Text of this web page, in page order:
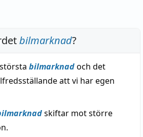
bilmarknad?
bilmarknadoch det
att vi har egen
skiftar mot större